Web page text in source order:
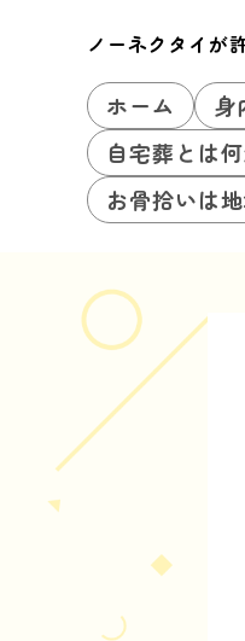
ノーネクタイが
ホーム 身
自宅葬とは
お骨拾いは